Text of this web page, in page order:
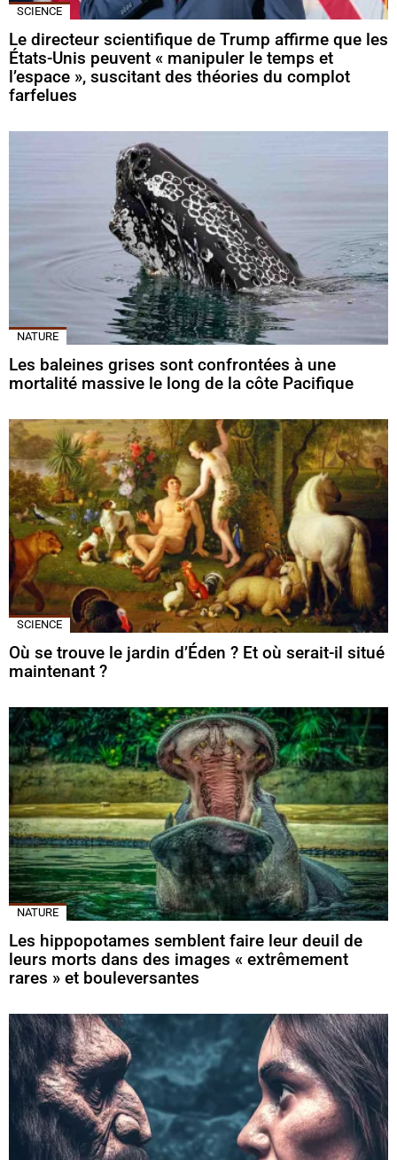
SCIENCE
Le directeur scientifique de Trump affirme que les
États-Unis peuvent « manipuler le temps et
l’espace », suscitant des théories du complot
farfelues
NATURE
Les baleines grises sont confrontées à une
mortalité massive le long de la côte Pacifique
SCIENCE
Où se trouve le jardin d’Éden ? Et où serait-il situé
maintenant ?
NATURE
Les hippopotames semblent faire leur deuil de
leurs morts dans des images « extrêmement
rares » et bouleversantes